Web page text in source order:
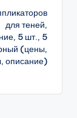
для теней,
5 шт., 5
(цены,
описание)